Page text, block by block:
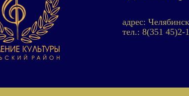
адрес:
тел.: 8(351 45)2-